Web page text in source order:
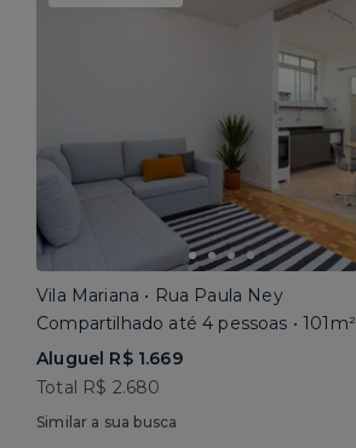
Vila Mariana • Rua Paula Ney
Compartilhado até 4 pessoas • 101m²
Aluguel R$ 1.669
Total R$ 2.680
Similar a sua busca